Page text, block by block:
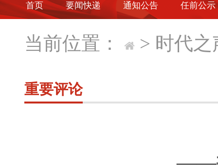
首页 要闻快递 通知公告 任前公示
当前位置： > 时代之
重要评论